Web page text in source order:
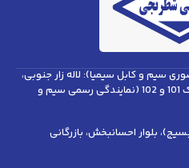
سیم و کابل سیمیا): لاله زار جنوبی،
کوچه شاهچراغی، پاساژ پانیذ، پلاک 101 و 102 (نمایندگی رسمی سیم و
بلوار احسانبخش، بازرگانی